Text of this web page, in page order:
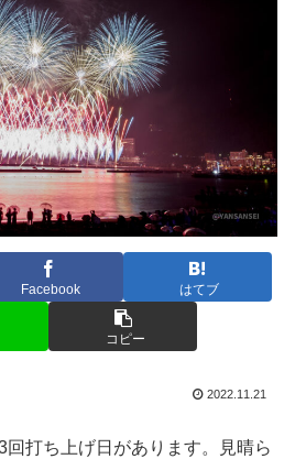
Facebook はてブ
コピー
2022.11.21
打ち上げ日があります。見晴ら